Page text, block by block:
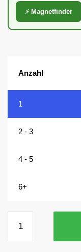
⚡ Magnetfinder
Anzahl
1
2 - 3
4 - 5
6+
Designmagnete
MINI-